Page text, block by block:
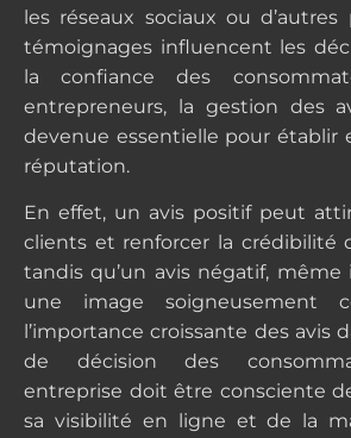
les réseaux sociaux ou d’autres
témoignages influencent les
la confiance des
entrepreneurs, la gestion des
devenue essentielle pour établir
réputation.
En effet, un avis positif peut
clients et renforcer la crédibilité
tandis qu’un avis négatif,
une image soigneusement
l’importance croissante des avis
de décision des
entreprise doit être consciente
sa visibilité en ligne et de la